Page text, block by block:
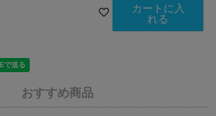
カートに入
れる
おすすめ商品